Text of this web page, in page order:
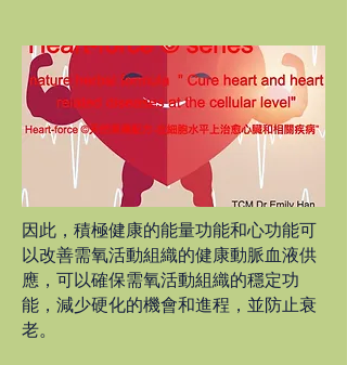
因此，積極健康的能量功能和心功能可
以改善需氧活動組織的健康動脈血液供
應，可以確保需氧活動組織的穩定功
能，減少硬化的機會和進程，並防止衰
老。